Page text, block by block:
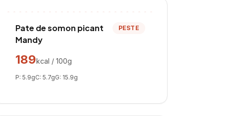
Pate de somon picant
Mandy
PESTE
189kcal / 100g
P: 5.9gC: 5.7gG: 15.9g